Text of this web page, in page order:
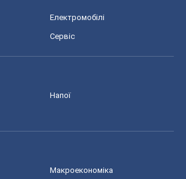
Електромобілі
Сервіс
Напої
Макроекономіка